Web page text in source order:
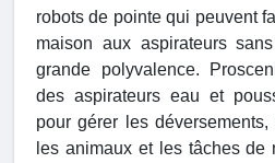
robots de pointe qui peuvent
maison aux aspirateurs
grande polyvalence.
des aspirateurs eau et
pour gérer les
les animaux et les tâches de